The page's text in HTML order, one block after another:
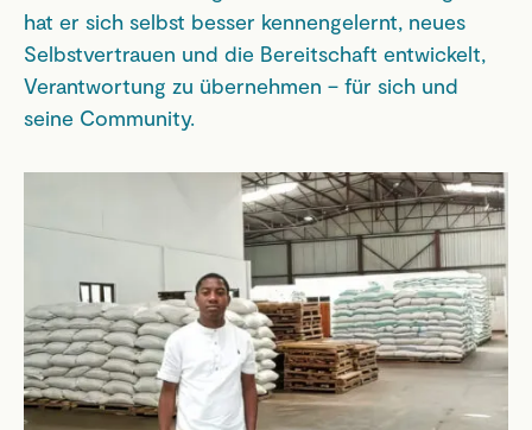
hat er sich selbst besser kennengelernt, neues
Selbstvertrauen und die Bereitschaft entwickelt,
Verantwortung zu übernehmen – für sich und
seine Community.